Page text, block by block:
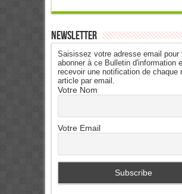
Newsletter
Saisissez votre adresse email pour
abonner à ce Bulletin d'information
recevoir une notification de chaque
article par email.
Votre Nom
Votre Email